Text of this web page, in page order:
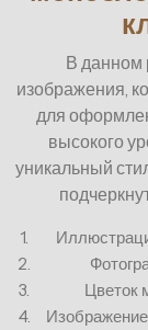
В данном
изображения,
для
высокого
уникальный
1.
2.
3.
Цветок
4.
Изображение